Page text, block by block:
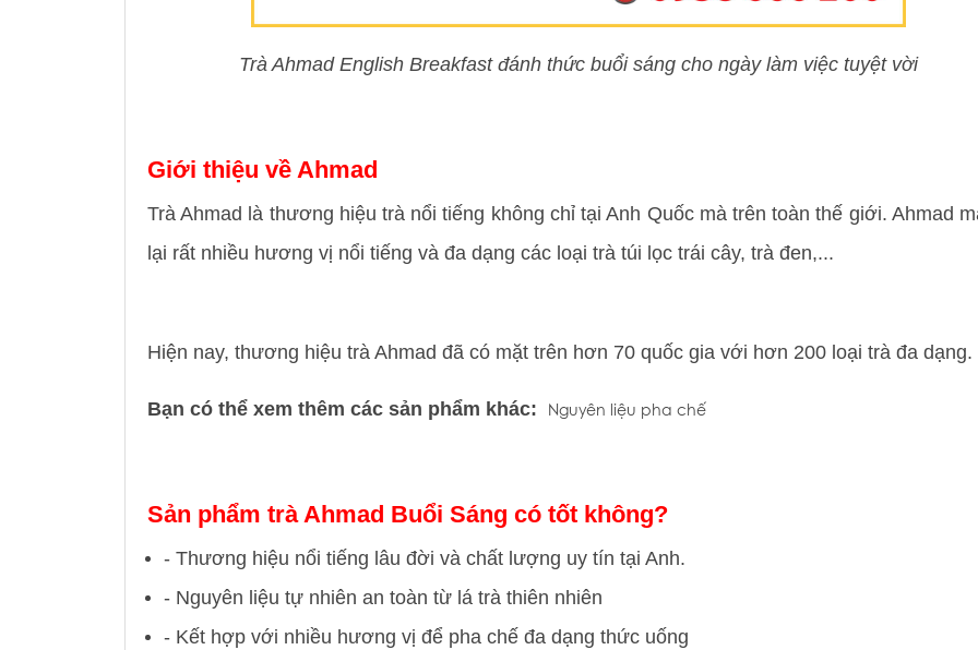
Trà Ahmad English Breakfast đánh thức buổi sáng cho ngày làm việc tuyệt vời
Giới thiệu về Ahmad
Trà Ahmad là thương hiệu trà nổi tiếng không chỉ tại Anh Quốc mà trên toàn thế giới. Ahmad
lại rất nhiều hương vị nổi tiếng và đa dạng các loại trà túi lọc trái cây, trà đen,...
Hiện nay, thương hiệu trà Ahmad đã có mặt trên hơn 70 quốc gia với hơn 200 loại trà đa dạng.
Bạn có thể xem thêm các sản phẩm khác: Nguyên liệu pha chế
Sản phẩm trà Ahmad Buổi Sáng có tốt không?
- Thương hiệu nổi tiếng lâu đời và chất lượng uy tín tại Anh.
- Nguyên liệu tự nhiên an toàn từ lá trà thiên nhiên
- Kết hợp với nhiều hương vị để pha chế đa dạng thức uống